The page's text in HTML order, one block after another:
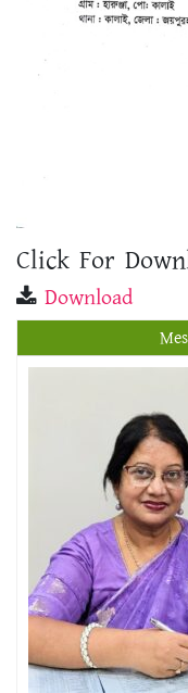
প্রফেসর ড. শিখা সরকার
অধ্যক্ষ
View Details →